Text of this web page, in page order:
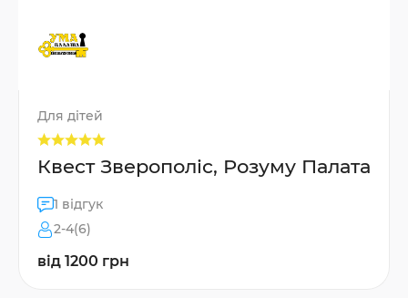
Для дітей
Квест Зверополіс, Розуму Палата
1 відгук
2-4(6)
від 1200 грн